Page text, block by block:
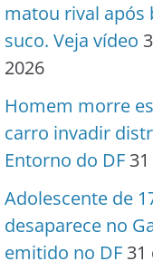
matou rival após
suco. Veja vídeo
2026
Homem morre
carro invadir
Entorno do DF
Adolescente de
desaparece no
emitido no DF 31